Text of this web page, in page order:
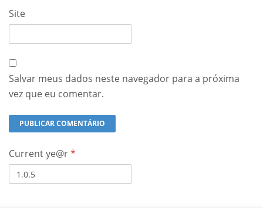
Site
Salvar meus dados neste navegador para a próxima
vez que eu comentar.
Current ye@r*